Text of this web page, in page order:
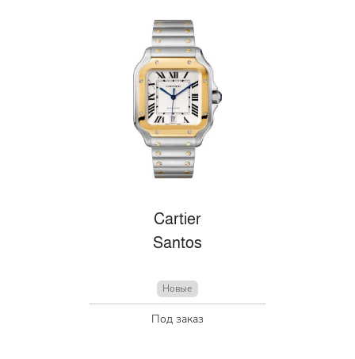
Cartier
Santos
Новые
Под заказ